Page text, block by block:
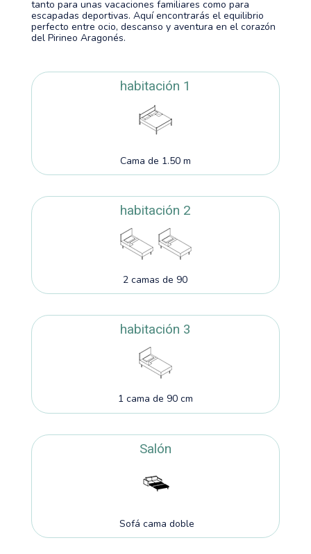
tanto para unas vacaciones familiares como para
escapadas deportivas. Aquí encontrarás el equilibrio
perfecto entre ocio, descanso y aventura en el corazón
del Pirineo Aragonés.
habitación 1
Cama de 1.50 m
habitación 2
2 camas de 90
habitación 3
1 cama de 90 cm
Salón
Sofá cama doble